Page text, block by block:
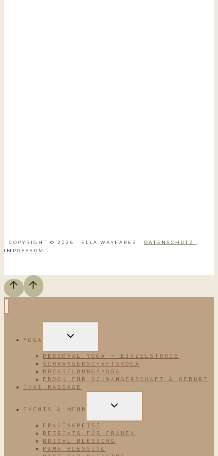
· COPYRIGHT © 2026 · ELLA WAYFARER · DATENSCHUTZ ·
IMPRESSUM ·
YOGA
UNTERMENÜ
PERSONAL YOGA – EINZELSTUNDE
SCHWANGERSCHAFTSYOGA
RÜCKBILDUNGSYOGA
EBOOK FÜR SCHWANGERSCHAFT & GEBURT
THAI MASSAGE
EVENTS & MEHR
UNTERMENÜ
FRAUENKREISE
RETREATS FÜR FRAUEN
BRIDAL BLESSING
MAMA BLESSING